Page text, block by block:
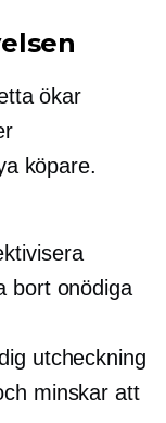
ökar
köpare.
bort onödiga
utcheckning
minskar att